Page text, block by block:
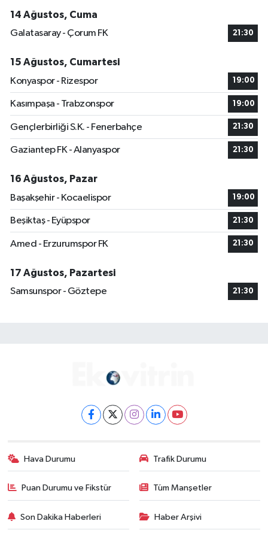
14 Ağustos, Cuma
Galatasaray - Çorum FK
21:30
15 Ağustos, Cumartesi
Konyaspor - Rizespor
19:00
Kasımpaşa - Trabzonspor 19:00
Gençlerbirliği S.K. - Fenerbahçe 21:30
Gaziantep FK - Alanyaspor 21:30
16 Ağustos, Pazar
Başakşehir - Kocaelispor
19:00
Beşiktaş - Eyüpspor 21:30
Amed - Erzurumspor FK 21:30
17 Ağustos, Pazartesi
Samsunspor - Göztepe
21:30
Hava Durumu Trafik Durumu
Puan Durumu ve Fikstür Tüm Manşetler
Son Dakika Haberleri Haber Arşivi